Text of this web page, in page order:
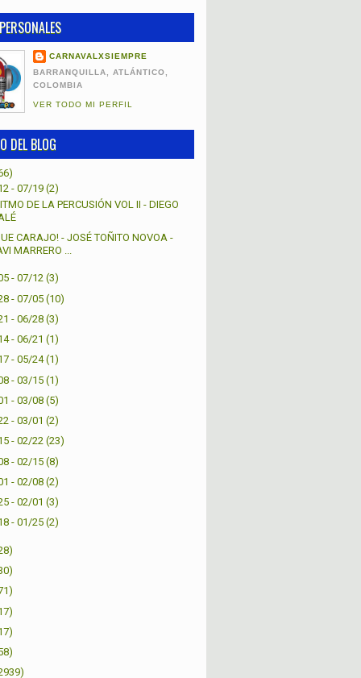
CARNAVALXSIEMPRE
BARRANQUILLA, ATLÁNTICO,
COLOMBIA
VER TODO MI PERFIL
DEL BLOG
- 07/19 (2)
DE LA PERCUSIÓN VOL II - DIEGO
CARAJO! - JOSÉ TOÑITO NOVOA -
MARRERO ...
- 07/12 (3)
- 07/05 (10)
- 06/28 (3)
- 06/21 (1)
- 05/24(1)
- 03/15 (1)
- 03/08 (5)
- 03/01 (2)
- 02/22 (23)
- 02/15 (8)
- 02/08 (2)
- 02/01 (3)
- 01/25 (2)